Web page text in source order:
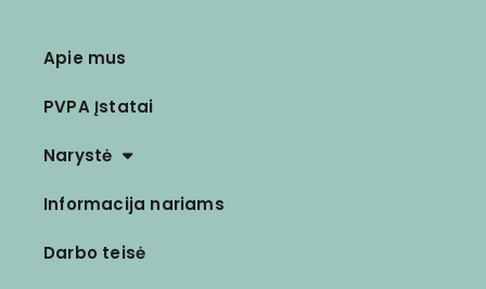
Apie mus
PVPA Įstatai
Narystė
Informacija nariams
Darbo teisė